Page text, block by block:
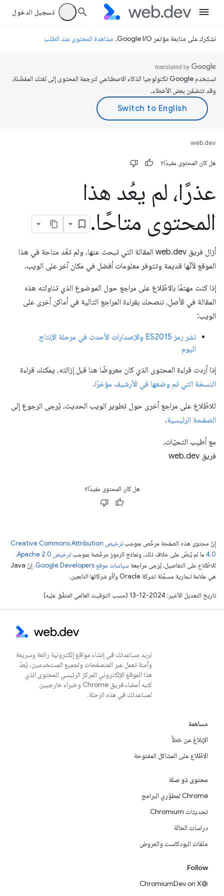
تسجيل الدخول
نشكرك على متابعة مؤتمر Google I/O. مشاهدة المحتوى عند الطلب
تستخدم Google تكنولوجيا الذكاء الاصطناعي لترجمة المحتوى إلى لغتك المفضّلة،
وقد تتضمّن بعض الأخطاء.
web.dev
هل كان المحتوى مفيدًا؟
عذرًا، لم يعُد هذا
المحتوى متاحًا.
أزال فريق web.dev المقالة التي تبحث عنها، ولم تعُد متاحة في هذا
الموقع لأنّها قديمة وتتوفر معلومات أفضل في مكان آخر على الويب.
إذا كنت مهتمًا بالاطّلاع على مراجع حول الموضوع الذي تناولته هذه
المقالة في الأصل، ننصحك بقراءة المراجع التالية في أماكن أخرى على
الويب:
نشر رمز ES2015 والإصدارات الأحدث في مرحلة الإنتاج
اليوم
إذا أردت قراءة المحتوى الذي كان معروضًا هنا قبل إزالته، يمكنك قراءة
النسخة التي تم وضعها في الأرشيف مؤخرًا.
للاطّلاع على مراجع أخرى حول تطوير الويب الحديث، يُرجى الرجوع إلى
الصفحة الرئيسية.
مع أطيب التحيّات،
فريق web.dev
هل كان المحتوى مفيدًا؟
إنّ محتوى هذه الصفحة مرخّص بموجب
ترخيص Creative Commons Attribution
4.0‏ ما لم يُنصّ على خلاف ذلك، ونماذج الرموز مرخّصة بموجبترخيص Apache 2.0‏
.
للاطّلاع على التفاصيل، يُرجى مراجعة سياسات موقع Google Developers‏
. إنّ Java
هي علامة تجارية مسجَّلة لشركة Oracle و/أو شركائها التابعين.
تاريخ التعديل الأخير: 2024-12-13 (حسب التوقيت العالمي المتفَّق عليه)
نريد مساعدتك في إنشاء مواقع إلكترونية رائعة وسريعة
وآمنة تعمل عبر المتصفحات ولجميع المستخدمين. يُعدّ
هذا الموقع الإلكتروني المركز الرئيسي للمحتوى الذي
كتبه أعضاء فريق Chrome وخبراء خارجيين
لمساعدتك في هذه الرحلة.
مساهمة
الإبلاغ عن خطأ
الاطّلاع على المشاكل المفتوحة
محتوى ذو صلة
Chrome لمطوّري البرامج
تحديثات Chromium
دراسات الحالة
ملفات البودكاست والعروض
Follow
@ChromiumDev on X